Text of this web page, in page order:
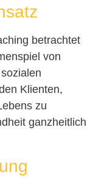
betrachtet
von
Klienten,
zu
ganzheitlich